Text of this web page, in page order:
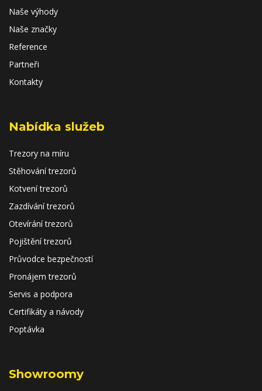
Naše výhody
Naše značky
Reference
Partneři
Kontakty
Nabídka služeb
Trezory na míru
Stěhování trezorů
Kotvení trezorů
Zazdívání trezorů
Otevírání trezorů
Pojištění trezorů
Průvodce bezpečností
Pronájem trezorů
Servis a podpora
Certifikáty a návody
Poptávka
Showroomy